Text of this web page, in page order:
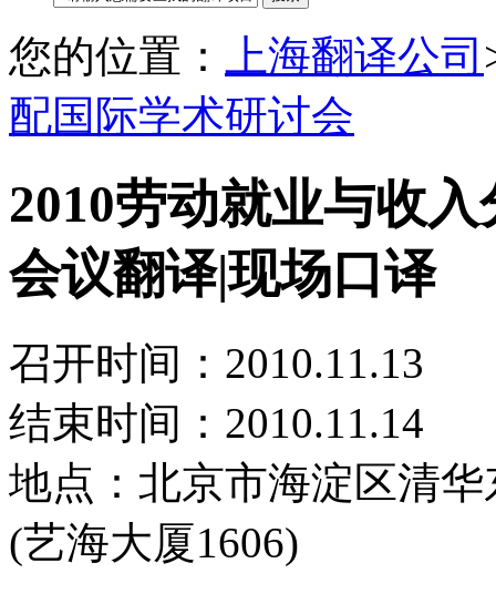
您的位置： 上海翻译公司
配国际学术研讨会
2010劳动就业与收
会议翻译|现场口译
召开时间：2010.11.13
结束时间：2010.11.14
地点：北京市海淀区清华
(艺海大厦1606)